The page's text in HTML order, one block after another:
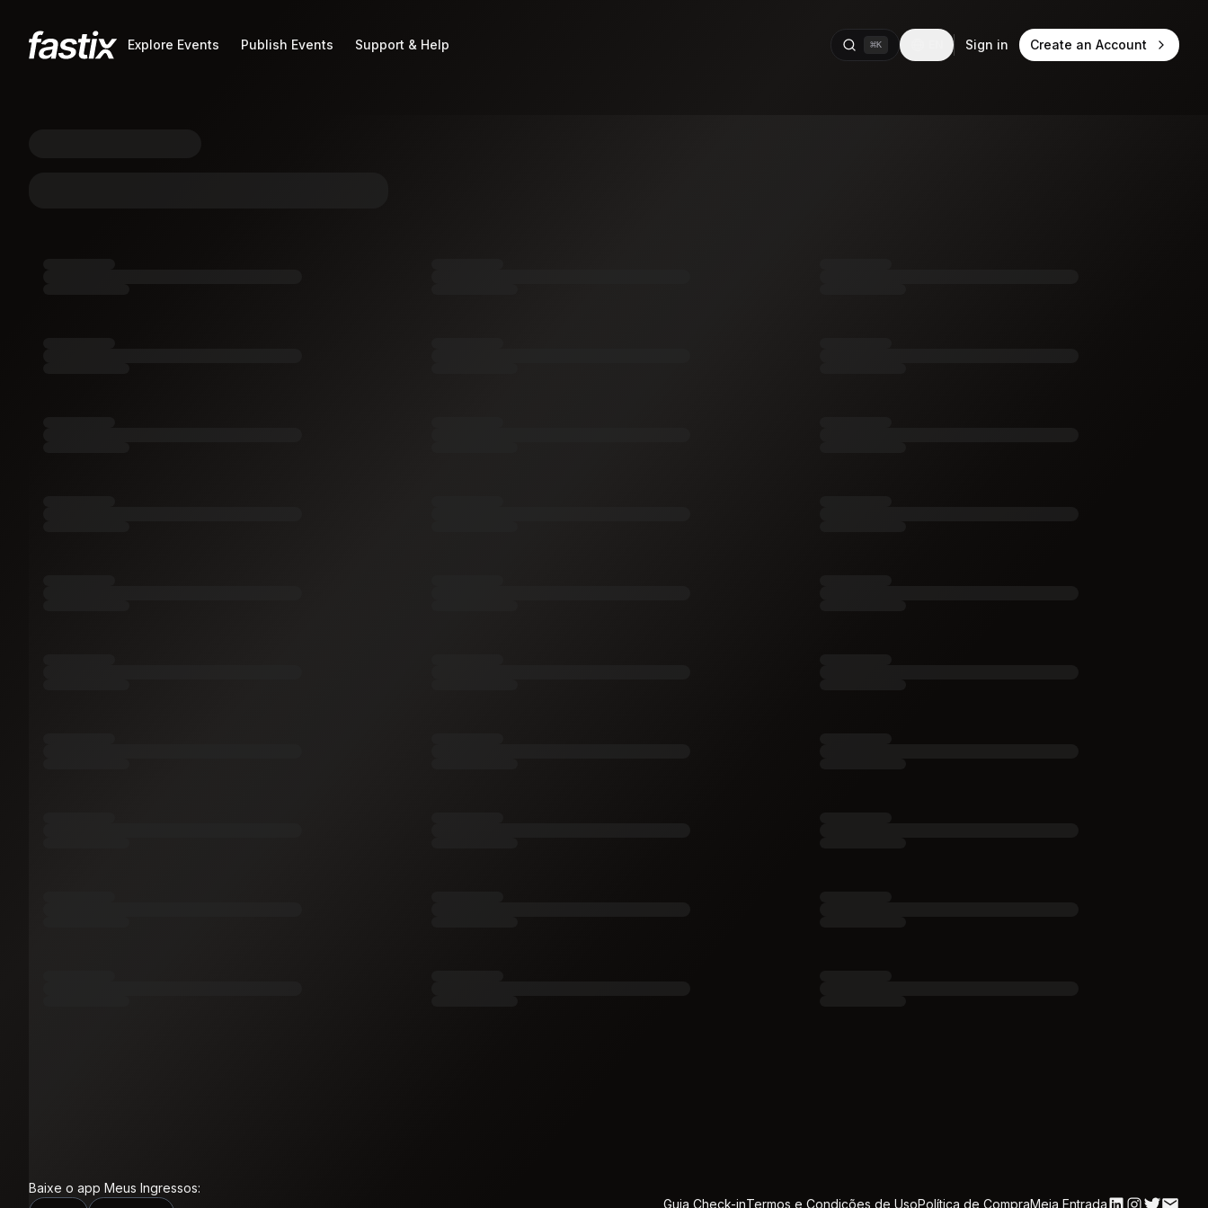
Explore Events Publish Events Support & Help ⌘K Sign in Create an Account
Baixe o app Meus Ingressos:
Guia Check-inTermos e Condições de UsoPolítica de CompraMeia Entrada